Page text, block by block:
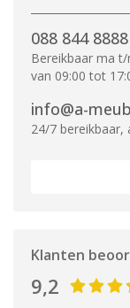
088 844 8888
Bereikbaar ma
van 09:00 tot
info@a-
24/7 bereikbaar,
Klanten
9,2